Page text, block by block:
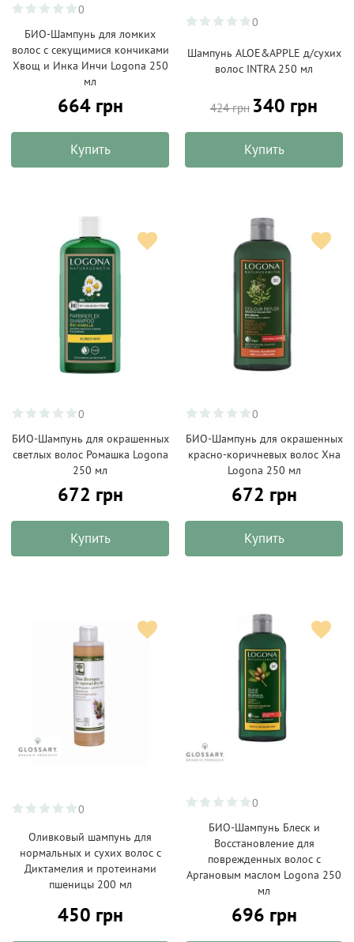
0
БИО-Шампунь для ломких
волос с секущимися кончиками
Хвощ и Инка Инчи Logona 250
мл
664 грн
Купить
0
Шампунь ALOE&APPLE д/сухих
волос INTRA 250 мл
424 грн 340 грн
Купить
0
БИО-Шампунь для окрашенных
светлых волос Ромашка Logona
250 мл
672 грн
Купить
0
БИО-Шампунь для окрашенных
красно-коричневых волос Хна
Logona 250 мл
672 грн
Купить
0
Оливковый шампунь для
нормальных и сухих волос с
Диктамелия и протеинами
пшеницы 200 мл
450 грн
0
БИО-Шампунь Блеск и
Восстановление для
поврежденных волос с
Аргановым маслом Logona 250
мл
696 грн